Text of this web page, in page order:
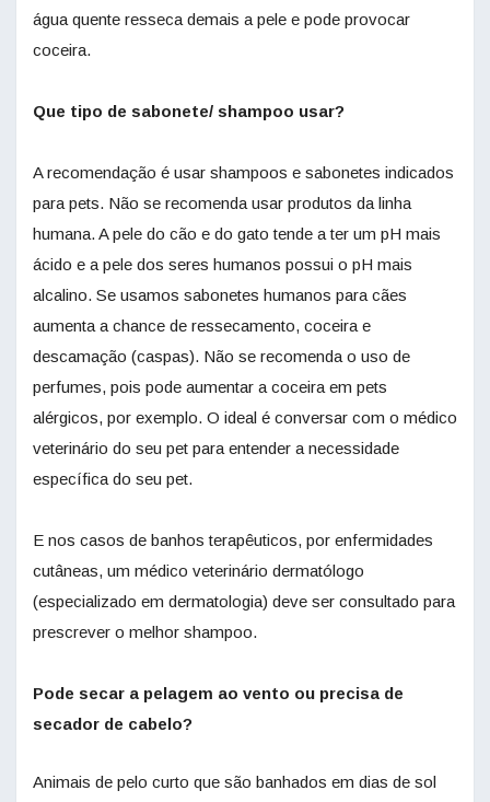
água quente resseca demais a pele e pode provocar
coceira.
Que tipo de sabonete/ shampoo usar?
A recomendação é usar shampoos e sabonetes indicados
para pets. Não se recomenda usar produtos da linha
humana. A pele do cão e do gato tende a ter um pH mais
ácido e a pele dos seres humanos possui o pH mais
alcalino. Se usamos sabonetes humanos para cães
aumenta a chance de ressecamento, coceira e
descamação (caspas). Não se recomenda o uso de
perfumes, pois pode aumentar a coceira em pets
alérgicos, por exemplo. O ideal é conversar com o médico
veterinário do seu pet para entender a necessidade
específica do seu pet.
E nos casos de banhos terapêuticos, por enfermidades
cutâneas, um médico veterinário dermatólogo
(especializado em dermatologia) deve ser consultado para
prescrever o melhor shampoo.
Pode secar a pelagem ao vento ou precisa de
secador de cabelo?
Animais de pelo curto que são banhados em dias de sol